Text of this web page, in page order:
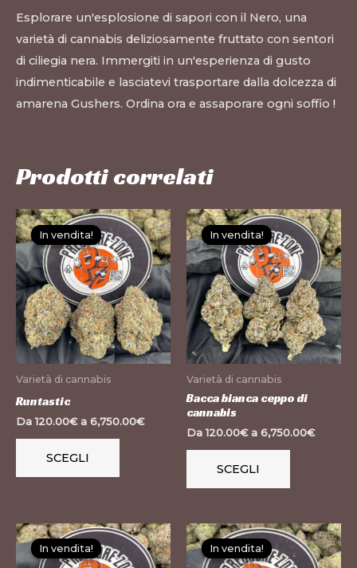
Esplorare un'esplosione di sapori con il Nero, una
varietà di cannabis deliziosamente fruttato con sentori
di ciliegia nera. Immergiti in un'esperienza di gusto
indimenticabile e lasciatevi trasportare dalla dolcezza di
amarena Gushers. Ordina ora e assaporare ogni soffio !
Prodotti correlati
In vendita!
In vendita!
Varietà di cannabis
Runtastic
Da120.00€a 6,750.00€
SCEGLI
Questo
prodotto
ha
più
varianti.
Le
opzioni
del
In vendita!
In vendita!
Varietà di cannabis
Bacca bianca ceppo di
cannabis
Da120.00€a 6,750.00€
SCEGLI
Questo
prodotto
ha
più
varianti.
Le
opzioni
essere
nella
In vendita!
In vendita!
Questo
prodotto
In vendita!
In vendita!
Questo
prodotto